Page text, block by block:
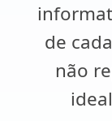
de
não